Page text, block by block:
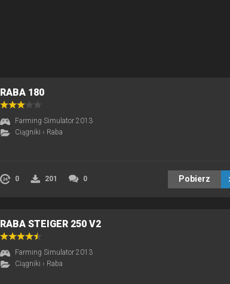
RABA 180
Farming Simulator 2013
Ciągniki › Raba
0 201 0 Pobierz
RABA STEIGER 250 V2
Farming Simulator 2013
Ciągniki › Raba